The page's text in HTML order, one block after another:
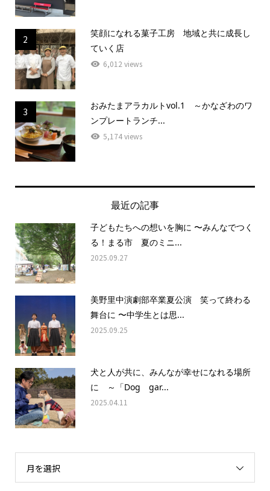
2
笑顔になれる菓子工房 地域と共に成長し
ていく店
6,012 views
3
おみたまアラカルトvol.1 ～かなざわのワ
ンプレートランチ...
5,174 views
最近の記事
子どもたちへの想いを胸に 〜みんなでつく
る！まる市 夏のミニ...
2025.09.27
美野里中演劇部卒業夏公演 笑って終わる
舞台に 〜中学生とは思...
2025.09.25
犬と人が共に、みんなが幸せになれる場所
に ～「Dog gar...
2025.04.11
月を選択